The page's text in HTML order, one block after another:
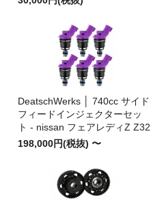
DeatschWerks │ 740cc サイド
フィードインジェクターセッ
ト - nissan フェアレディZ Z32
198,000円(税抜) 〜